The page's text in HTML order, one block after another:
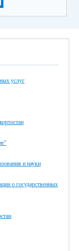
адаптированной
в 2026 году
«Русский язык»,
«Математика»,
«Труд
услуг
и науки
о государственных